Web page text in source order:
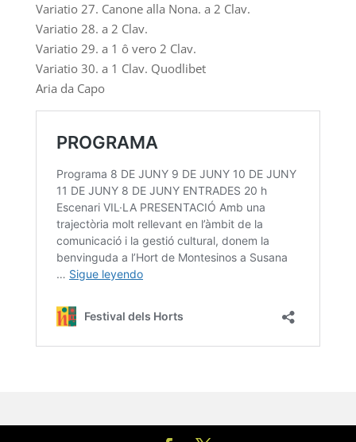
Variatio 27. Canone alla Nona. a 2 Clav.
Variatio 28. a 2 Clav.
Variatio 29. a 1 ô vero 2 Clav.
Variatio 30. a 1 Clav. Quodlibet
Aria da Capo